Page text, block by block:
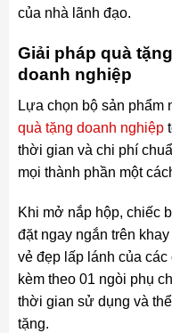
của nhà lãnh đạo.
Giải pháp quà
doanh nghiệp
Lựa chọn bộ sản phẩm
quà tặng doanh nghiệp
thời gian và chi phí
mọi thành phần một
Khi mở nắp hộp, chiếc
đặt ngay ngắn trên
vẻ đẹp lấp lánh của
kèm theo 01 ngòi phụ
thời gian sử dụng và
tặng.